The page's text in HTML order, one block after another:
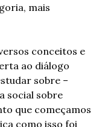
mais
conceitos e
ao diálogo
sobre –
social sobre
que começamos
como isso foi